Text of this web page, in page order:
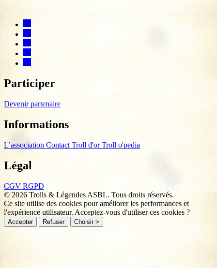
Participer
Devenir partenaire
Informations
L’association Contact Troll d'orTroll o'pedia
Légal
CGV RGPD
© 2026 Trolls & Légendes ASBL. Tous droits réservés.
Ce site utilise des cookies pour améliorer les performances et
l'expérience utilisateur. Acceptez-vous d'utiliser ces cookies ?
Accepter Refuser Choisir >